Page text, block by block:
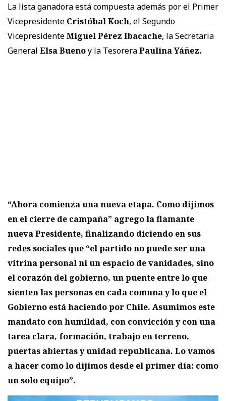
La lista ganadora está compuesta además por el Primer
Vicepresidente Cristóbal Koch, el Segundo
VicepresidenteMiguel Pérez Ibacache, la Secretaria
General Elsa Buenoy la TesoreraPaulina Yáñez.
“Ahora comienza una nueva etapa. Como dijimos
en el cierre de campaña” agrego la flamante
nueva Presidente, finalizando diciendo en sus
redes sociales que “el partido no puede ser una
vitrina personal ni un espacio de vanidades, sino
el corazón del gobierno, un puente entre lo que
sienten las personas en cada comuna y lo que el
Gobierno está haciendo por Chile. Asumimos este
mandato con humildad, con convicción y con una
tarea clara, formación, trabajo en terreno,
puertas abiertas y unidad republicana. Lo vamos
a hacer como lo dijimos desde el primer día: como
un solo equipo”.